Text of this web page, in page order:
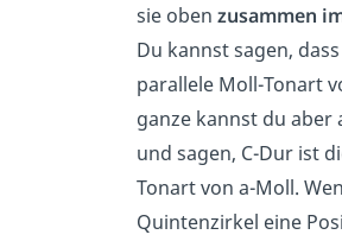
sie oben zusammen
Du kannst sagen,
parallele Moll-Tonart
ganze kannst du aber
und sagen, C-Dur ist
Tonart von a-Moll.
Quintenzirkel eine